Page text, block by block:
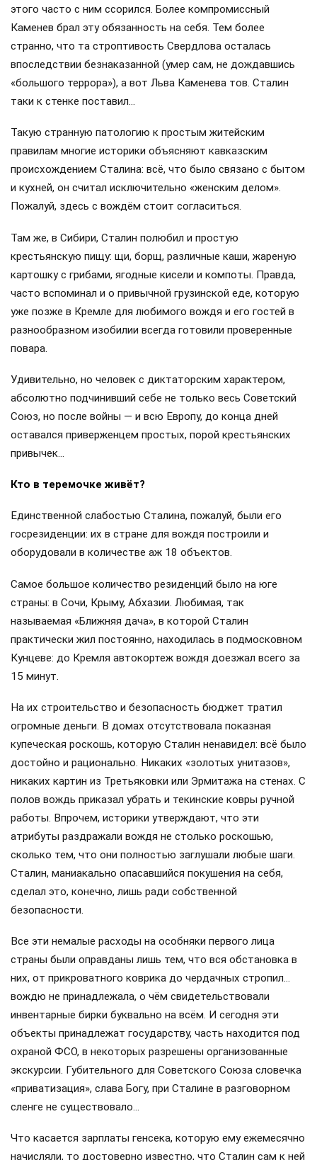
этого часто с ним ссорился. Более компромиссный
Каменев брал эту обязанность на себя. Тем более
странно, что та строптивость Свердлова осталась
впоследствии безнаказанной (умер сам, не дождавшись
«большого террора»), а вот Льва Каменева тов. Сталин
таки к стенке поставил…
Такую странную патологию к простым житейским
правилам многие историки объясняют кавказским
происхождением Сталина: всё, что было связано с бытом
и кухней, он считал исключительно «женским делом».
Пожалуй, здесь с вождём стоит согласиться.
Там же, в Сибири, Сталин полюбил и простую
крестьянскую пищу: щи, борщ, различные каши, жареную
картошку с грибами, ягодные кисели и компоты. Правда,
часто вспоминал и о привычной грузинской еде, которую
уже позже в Кремле для любимого вождя и его гостей в
разнообразном изобилии всегда готовили проверенные
повара.
Удивительно, но человек с диктаторским характером,
абсолютно подчинивший себе не только весь Советский
Союз, но после войны — и всю Европу, до конца дней
оставался приверженцем простых, порой крестьянских
привычек…
Кто в теремочке живёт?
Единственной слабостью Сталина, пожалуй, были его
госрезиденции: их в стране для вождя построили и
оборудовали в количестве аж 18 объектов.
Самое большое количество резиденций было на юге
страны: в Сочи, Крыму, Абхазии. Любимая, так
называемая «Ближняя дача», в которой Сталин
практически жил постоянно, находилась в подмосковном
Кунцеве: до Кремля автокортеж вождя доезжал всего за
15 минут.
На их строительство и безопасность бюджет тратил
огромные деньги. В домах отсутствовала показная
купеческая роскошь, которую Сталин ненавидел: всё было
достойно и рационально. Никаких «золотых унитазов»,
никаких картин из Третьяковки или Эрмитажа на стенах. С
полов вождь приказал убрать и текинские ковры ручной
работы. Впрочем, историки утверждают, что эти
атрибуты раздражали вождя не столько роскошью,
сколько тем, что они полностью заглушали любые шаги.
Сталин, маниакально опасавшийся покушения на себя,
сделал это, конечно, лишь ради собственной
безопасности.
Все эти немалые расходы на особняки первого лица
страны были оправданы лишь тем, что вся обстановка в
них, от прикроватного коврика до чердачных стропил…
вождю не принадлежала, о чём свидетельствовали
инвентарные бирки буквально на всём. И сегодня эти
объекты принадлежат государству, часть находится под
охраной ФСО, в некоторых разрешены организованные
экскурсии. Губительного для Советского Союза словечка
«приватизация», слава Богу, при Сталине в разговорном
сленге не существовало…
Что касается зарплаты генсека, которую ему ежемесячно
начисляли, то достоверно известно, что Сталин сам к ней